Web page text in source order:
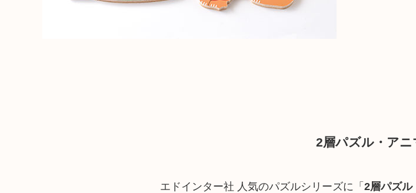
2層パズル・アニ
エドインター社 人気のパズルシリーズに「 2層パズル